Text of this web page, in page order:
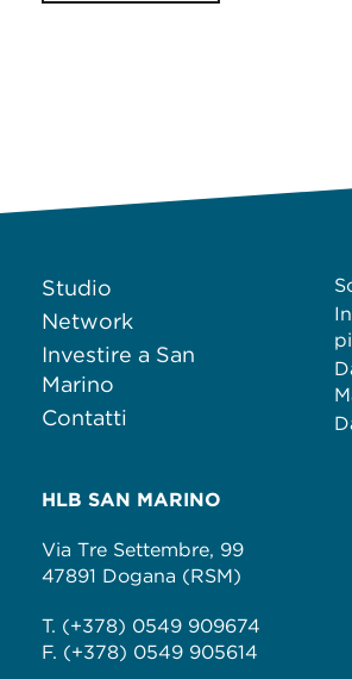
Studio
Network
Investire a San
Marino
Contatti
HLB SAN MARINO
Via Tre Settembre, 99
47891 Dogana (RSM)
T. (+378) 0549 909674
F. (+378) 0549 905614